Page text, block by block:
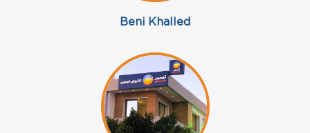
Beni Khalled